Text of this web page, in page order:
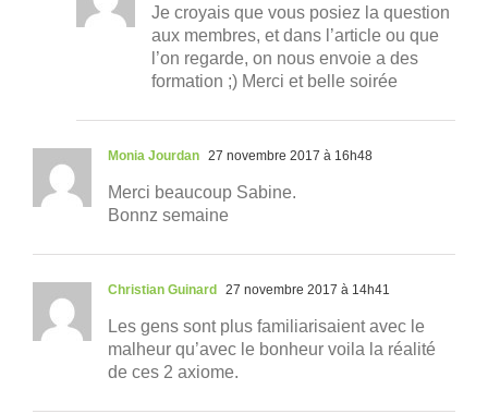
Je croyais que vous posiez la question
aux membres, et dans l’article ou que
l’on regarde, on nous envoie a des
formation ;) Merci et belle soirée
Monia Jourdan 27 novembre 2017 à 16h48
Merci beaucoup Sabine.
Bonnz semaine
Christian Guinard 27 novembre 2017 à 14h41
Les gens sont plus familiarisaient avec le
malheur qu’avec le bonheur voila la réalité
de ces 2 axiome.